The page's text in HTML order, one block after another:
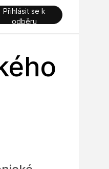
Přihlásit se k
odběru